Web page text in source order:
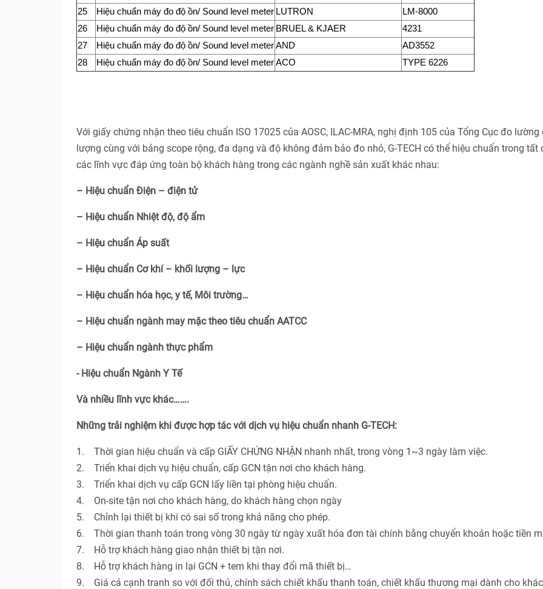
25
Hiệu chuẩn máy đo độ ồn/ Sound level meter LUTRON
LM-8000
26
Hiệu chuẩn máy đo độ ồn/ Sound level meter BRUEL & KJAER
4231
27
Hiệu chuẩn máy đo độ ồn/ Sound level meterAND
AD3552
28
Hiệu chuẩn máy đo độ ồn/ Sound level meterACO TYPE 6226
Với giấy chứng nhận theo tiêu chuẩn ISO 17025 của AOSC, ILAC-MRA, nghị định 105 của Tổng Cục đo lường
lượng cùng với bảng scope rộng, đa dạng và độ không đảm bảo đo nhỏ, G-TECH có thể hiệu chuẩn trong tất
các lĩnh vực đáp ứng toàn bộ khách hàng trong các ngành nghề sản xuất khác nhau:
– Hiệu chuẩn Điện – điện tử
– Hiệu chuẩn Nhiệt độ, độ ẩm
– Hiệu chuẩn Áp suất
– Hiệu chuẩn Cơ khí – khối lượng – lực
– Hiệu chuẩn hóa học, y tế, Môi trường…
– Hiệu chuẩn ngành may mặc theo tiêu chuẩn AATCC
– Hiệu chuẩn ngành thực phẩm
- Hiệu chuẩn Ngành Y Tế
Và nhiều lĩnh vực khác…….
Những trải nghiệm khi được hợp tác với dịch vụ hiệu chuẩn nhanh G-TECH:
1. Thời gian hiệu chuẩn và cấp GIẤY CHỨNG NHẬN nhanh nhất, trong vòng 1~3 ngày làm việc.
2. Triển khai dịch vụ hiệu chuẩn, cấp GCN tận nơi cho khách hàng.
3. Triển khai dịch vụ cấp GCN lấy liền tại phòng hiệu chuẩn.
4. On-site tận nơi cho khách hàng, do khách hàng chọn ngày
5. Chỉnh lại thiết bị khi có sai số trong khả năng cho phép.
6. Thời gian thanh toán trong vòng 30 ngày từ ngày xuất hóa đơn tài chính bằng chuyển khoản hoặc tiền
7. Hỗ trợ khách hàng giao nhận thiết bị tận nơi.
8. Hỗ trợ khách hàng in lại GCN + tem khi thay đổi mã thiết bị…
9. Giá cả cạnh tranh so với đối thủ, chính sách chiết khấu thanh toán, chiết khấu thương mại dành cho